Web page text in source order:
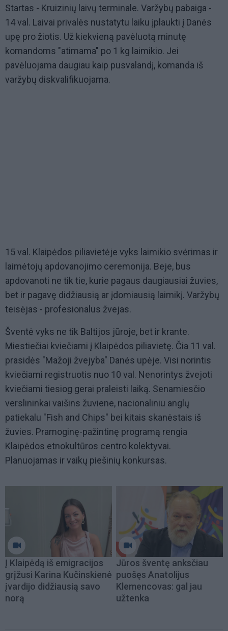
Startas - Kruizinių laivų terminale. Varžybų pabaiga -
14 val. Laivai privalės nustatytu laiku įplaukti į Danės
upę pro žiotis. Už kiekvieną pavėluotą minutę
komandoms "atimama" po 1 kg laimikio. Jei
pavėluojama daugiau kaip pusvalandį, komanda iš
varžybų diskvalifikuojama.
15 val. Klaipėdos piliavietėje vyks laimikio svėrimas ir
laimėtojų apdovanojimo ceremonija. Beje, bus
apdovanoti ne tik tie, kurie pagaus daugiausiai žuvies,
bet ir pagavę didžiausią ar įdomiausią laimikį. Varžybų
teisėjas - profesionalus žvejas.
Šventė vyks ne tik Baltijos jūroje, bet ir krante.
Miestiečiai kviečiami į Klaipėdos piliavietę. Čia 11 val.
prasidės "Mažoji žvejyba" Danės upėje. Visi norintis
kviečiami registruotis nuo 10 val. Nenorintys žvejoti
kviečiami tiesiog gerai praleisti laiką. Senamiesčio
verslininkai vaišins žuviene, nacionaliniu anglų
patiekalu "Fish and Chips" bei kitais skanėstais iš
žuvies. Pramoginę-pažintinę programą rengia
Klaipėdos etnokultūros centro kolektyvai.
Planuojamas ir vaikų piešinių konkursas.
Į Klaipėdą iš emigracijos
grįžusi Karina Kučinskienė
įvardijo didžiausią savo
norą
Jūros šventę anksčiau
puošęs Anatolijus
Klemencovas: gal jau
užtenka